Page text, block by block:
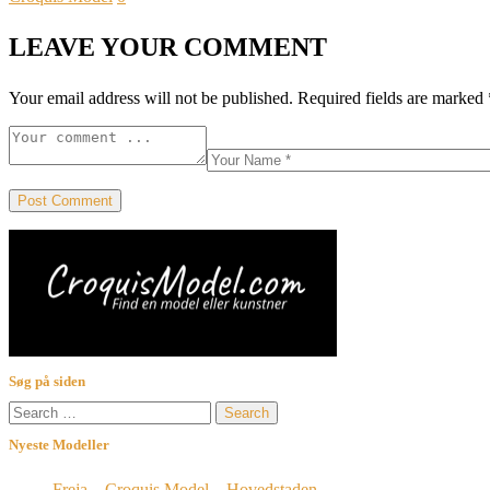
LEAVE YOUR COMMENT
Your email address will not be published. Required fields are marked
Søg på siden
Search
for:
Nyeste Modeller